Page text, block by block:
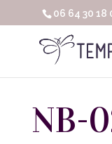
06 64 30 18
NB-